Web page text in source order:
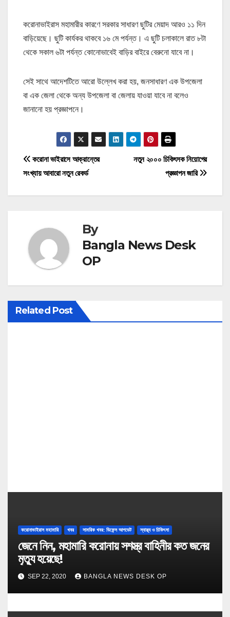
করোনাভাইরাস মহামারীর কারণে সরকার সাধারণ ছুটির মেয়াদ আরও ১১ দিন
বাড়িয়েছে। ছুটি কার্যকর থাকবে ১৬ মে পর্যন্ত। এ ছুটি চলাকালে রাত ৮টা
থেকে সকাল ৬টা পর্যন্ত কোনোভাবেই বাড়ির বাইরে বেরুনো যাবে না।
সেই সাথে আদেশটিতে আরো উল্লেখ করা হয়, জনসাধারণ এক উপজেলা
বা এক জেলা থেকে অন্য উপজেলা বা জেলায় যাওয়া যাবে না বলেও
জানানো হয় প্রজ্ঞাপনে।
P
n
a
v
i
নতুন ২০০০ চিকিৎসক নিয়োগের
প্রজ্ঞাপন জারি
করোনা ভাইরাসে আক্রান্তের
সংখ্যায় আবারো নতুন রেকর্ড
By
Bangla News Desk
OP
Related Post
করোনাভাইরাস মহামারি খবর সামরিক খবর: ডিফেন্স আপডেট স্বাস্থ্য ও চিকিৎসা
জেনে নিন, মহামারি করোনায় সশস্ত্র বাহিনীর কত জনের
মৃত্যু হয়েছে!
SEP 22, 2020 BANGLA NEWS DESK OP